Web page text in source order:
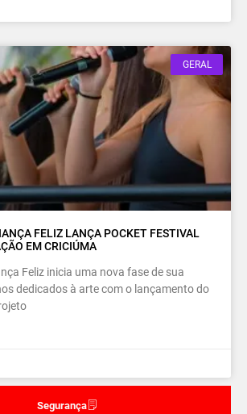
Segurança
GERAL
FELIZ LANÇA POCKET FESTIVAL
EM CRICIÚMA
Feliz inicia uma nova fase de sua
dedicados à arte com o lançamento do